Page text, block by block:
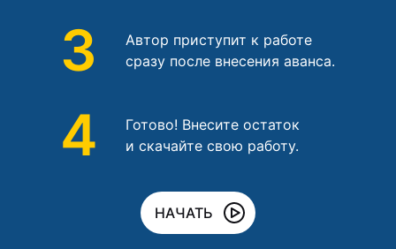
3
Автор приступит к работе
сразу после внесения аванса.
4
Готово! Внесите остаток
и скачайте свою работу.
НАЧАТЬ